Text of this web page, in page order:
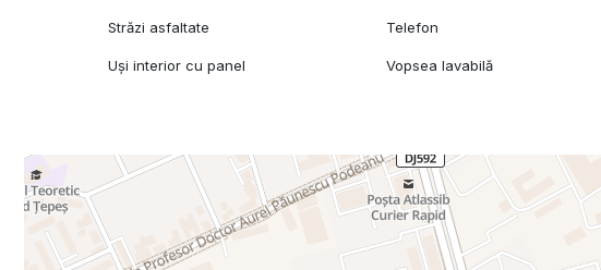
Străzi asfaltate Telefon
Uși interior cu panel Vopsea lavabilă